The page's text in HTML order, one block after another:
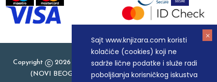
Sajt www.knjizara.com koristi
kolačiće (cookies) koji ne
sadrže lične podatke i služe radi
poboljšanja korisničkog iskustva
Copyright
2026 Knjizara.com - MAKART DOO BEOGRAD
(NOVI BEOGRAD), PIB: 105184104, MB: 20337524